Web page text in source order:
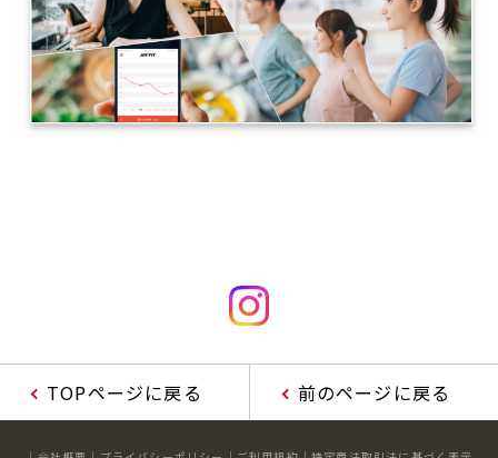
TOPページに戻る 前のページに戻る